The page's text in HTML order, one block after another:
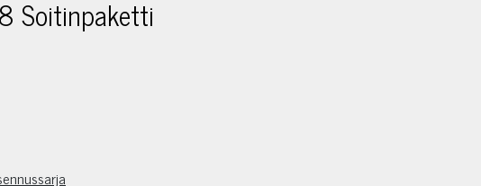
Soitinpaketti